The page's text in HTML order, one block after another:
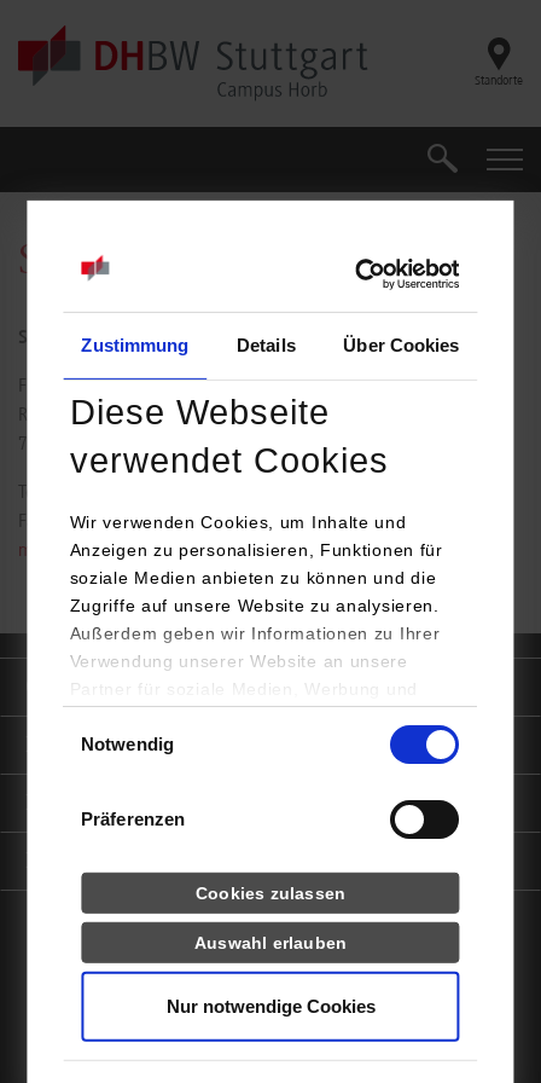
Zustimmung Details Über Cookies
Diese Webseite
verwendet Cookies
Wir verwenden Cookies, um Inhalte und
Anzeigen zu personalisieren, Funktionen für
soziale Medien anbieten zu können und die
Zugriffe auf unsere Website zu analysieren.
Außerdem geben wir Informationen zu Ihrer
Verwendung unserer Website an unsere
Partner für soziale Medien, Werbung und
YouTube, Google Maps) führen diese
Daten zusammen, die Sie ihnen bereitgestellt
haben oder die sie im Rahmen Ihrer Nutzung
Notwendig
Präferenzen
Drittanbieter-Cookies (u.a.
Cookies zulassen
Auswahl erlauben
Nur notwendige Cookies
Skip to main content
Standorte
Suche
Sylvia Blösch
Studiengangssekretariat
Florianstraße 15
Raum: 017
72160
Tel.:
Fax: 07451/521-139
mb@hb.dhbw-stuttgart.de
Quicklinks
Informationen für
facebookinstagramlinkedinyoutube
Impressum Datenschutz Barrierefreiheit